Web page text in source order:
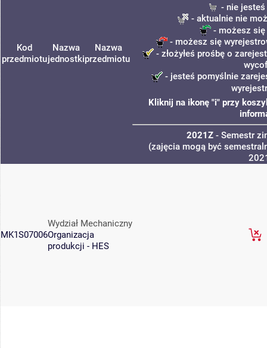
Kod
przedmiotu
Nazwa
jednostki
Nazwa
przedmiotu
- nie
- aktualnie nie
- możesz się
- możesz się
- złożyłeś prośbę o
- jesteś pomyślnie
Kliknij na ikonę "i" przy
2021Z - Semestr
(zajęcia mogą być
MK1S07006
Wydział Mechaniczny
Organizacja
produkcji - HES